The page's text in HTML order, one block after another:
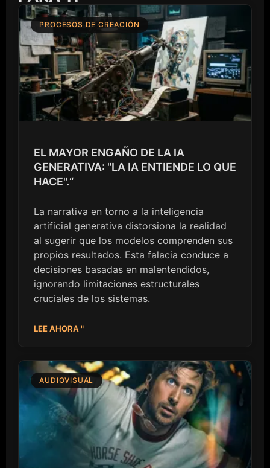
PROCESOS DE CREACIÓN
EL MAYOR ENGAÑO DE LA IA
GENERATIVA: "LA IA ENTIENDE LO QUE
HACE".“
La narrativa en torno a la inteligencia
artificial generativa distorsiona la realidad
al sugerir que los modelos comprenden sus
propios resultados. Esta falacia conduce a
decisiones basadas en malentendidos,
ignorando limitaciones estructurales
cruciales de los sistemas.
LEE AHORA "
AUDIOVISUAL